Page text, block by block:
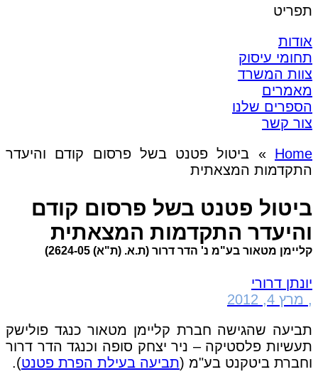
תפריט
אודות
תחומי עיסוק
צוות המשרד
מאמרים
הספרים שלנו
צור קשר
Home
» ביטול פטנט בשל פרסום קודם והיעדר
התקדמות המצאתית
ביטול פטנט בשל פרסום קודם
והיעדר התקדמות המצאתית
קליימן מטאור בע"מ נ' הדר דרור (ת.א. (ת"א) 2624-05)
יונתן דרורי
, מרץ 4, 2012
תביעה שהגישה חברת קליימן מטאור כנגד פולישק
תעשיות פלסטיקה – ניר יצחק סופה וכנגד הדר דרור
וחברת ביטקנט בע"מ (תביעה בעילת הפרת פטנט).